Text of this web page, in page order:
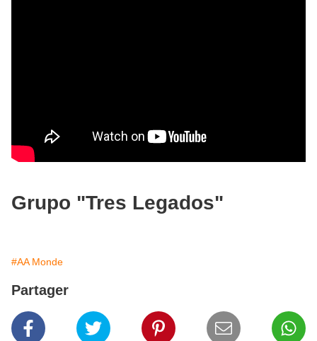
Grupo "Tres Legados"
#AA Monde
Partager